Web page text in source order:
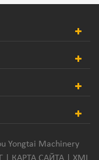
Yongtai Machinery